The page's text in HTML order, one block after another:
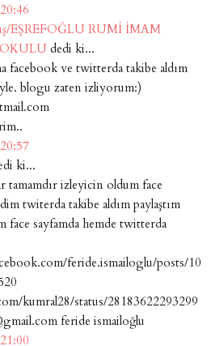
EŞREFOĞLU RUMİ İMAM
dedi ki...
facebook ve twitterda takibe aldım
blogu zaten izliyorum:)
ki...
tamamdır izleyicin oldum face
twiterda takibe aldım paylaştım
face sayfamda hemde twitterda
feride.ismailoglu/posts/10
kumral28/status/28183622293299
feride ismailoğlu